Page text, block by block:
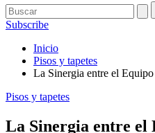
Subscribe
Inicio
Pisos y tapetes
La Sinergia entre el
Publicado
Pisos y tapetes
La Sinergia entre el